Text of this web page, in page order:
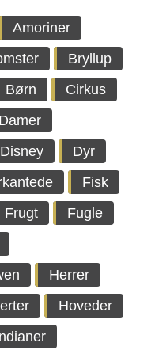
Amoriner
Bryllup
Børn
Cirkus
Damer
Disney
Dyr
Fisk
Frugt
Fugle
Herrer
Hoveder